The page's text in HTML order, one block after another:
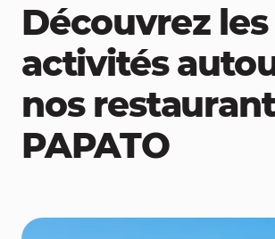
Découvrez les
activités
nos
PAPATO